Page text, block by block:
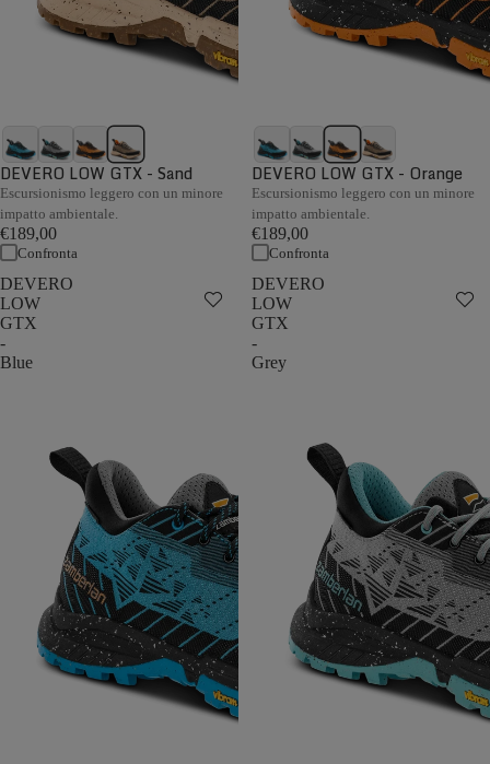
DEVERO LOW GTX - Sand
Escursionismo leggero con un minore
impatto ambientale.
€189,00
Confronta
DEVERO LOW GTX - Orange
Escursionismo leggero con un minore
impatto ambientale.
€189,00
Confronta
DEVERO
LOW
GTX
-
Blue
DEVERO
LOW
GTX
-
Grey